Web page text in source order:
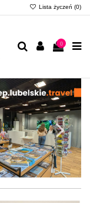
Lista życzeń (0)
0